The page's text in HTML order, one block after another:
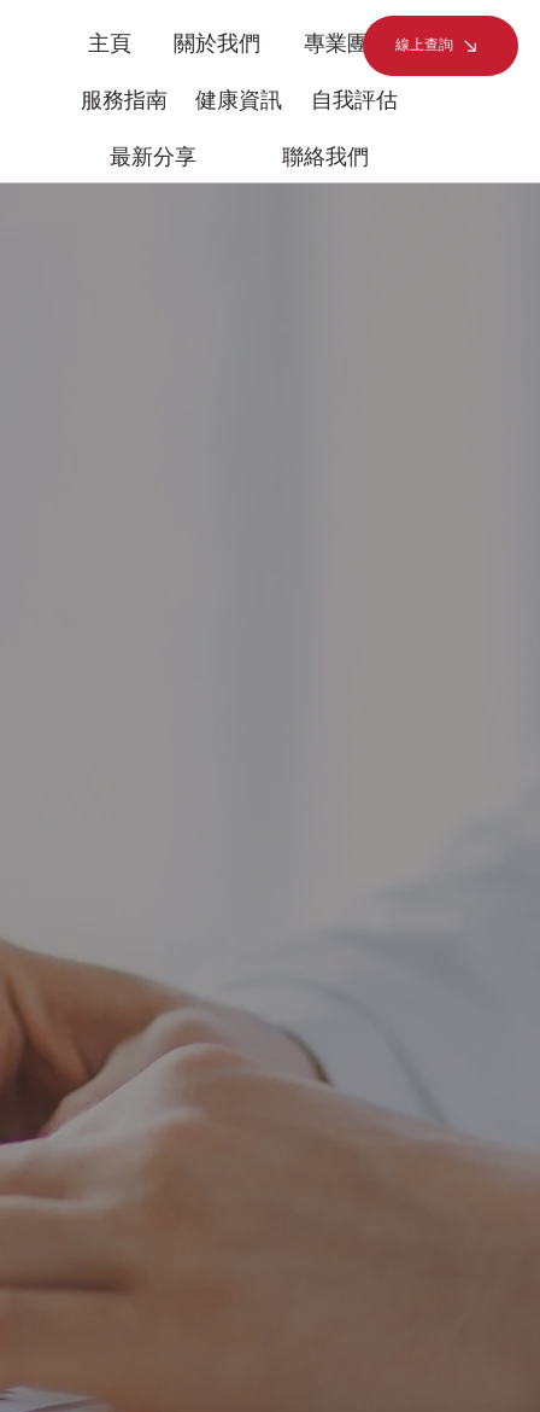
主頁 關於我們 專業團隊
服務指南 健康資訊 自我評估
最新分享 聯絡我們
線上查詢